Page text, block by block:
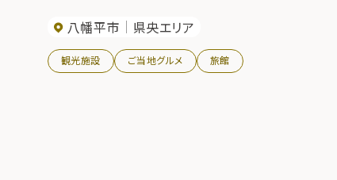
八幡平市 県央エリア
観光施設 ご当地グルメ 旅館